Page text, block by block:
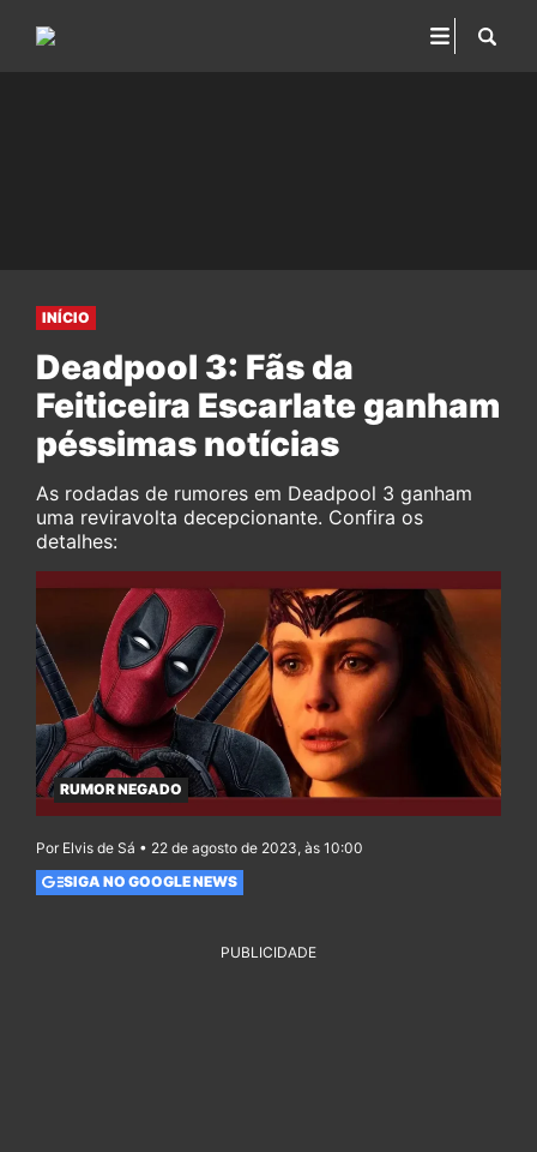
INÍCIO
Deadpool 3: Fãs da
Feiticeira Escarlate ganham
péssimas notícias
As rodadas de rumores em Deadpool 3 ganham
uma reviravolta decepcionante. Confira os
detalhes:
RUMOR NEGADO
Por Elvis de Sá • 22 de agosto de 2023, às 10:00
SIGA NO GOOGLE NEWS
PUBLICIDADE